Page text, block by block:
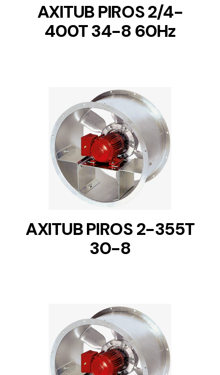
AXITUB PIROS 2/4-
400T 34-8 60Hz
DETAILS
AXITUB PIROS 2-355T
30-8
DETAILS